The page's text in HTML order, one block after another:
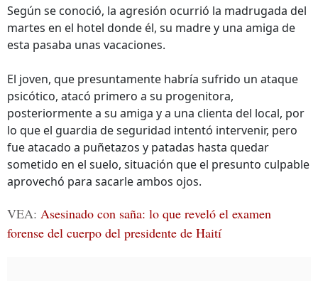
Según se conoció, la agresión ocurrió la madrugada del
martes en el hotel donde él, su madre y una amiga de
esta pasaba unas vacaciones.
El joven, que presuntamente habría sufrido un ataque
psicótico, atacó primero a su progenitora,
posteriormente a su amiga y a una clienta del local, por
lo que el guardia de seguridad intentó intervenir, pero
fue atacado a puñetazos y patadas hasta quedar
sometido en el suelo, situación que el presunto culpable
aprovechó para sacarle ambos ojos.
VEA: Asesinado con saña: lo que reveló el examen
forense del cuerpo del presidente de Haití